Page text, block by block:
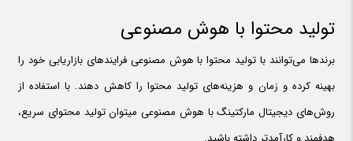
تولید محتوا با هوش مصنوعی
برندها می‌توانند با تولید محتوا با هوش مصنوعی فرایندهای بازاریابی خود را
بهینه کرده و زمان و هزینه‌های تولید محتوا را کاهش دهند. با استفاده از
روش‌های دیجیتال مارکتینگ با هوش مصنوعی میتوان تولید محتوای سریع،